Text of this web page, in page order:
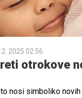
2025 02.56
otrokove
nosi simboliko